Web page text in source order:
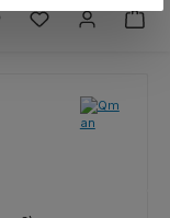
You have 0